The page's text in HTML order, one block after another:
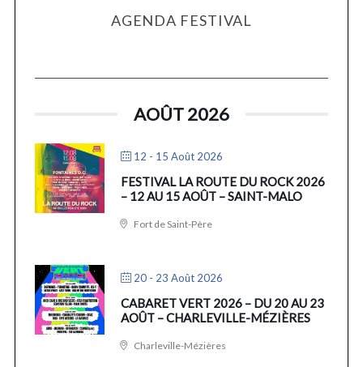
AGENDA FESTIVAL
AOÛT 2026
12 - 15 Août 2026
FESTIVAL LA ROUTE DU ROCK 2026
– 12 AU 15 AOÛT – SAINT-MALO
Fort de Saint-Père
20 - 23 Août 2026
CABARET VERT 2026 – DU 20 AU 23
AOÛT – CHARLEVILLE-MÉZIÈRES
Charleville-Mézières